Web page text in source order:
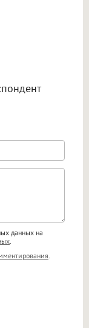
<big>,
<ol>, <li>,
данных на
.
.